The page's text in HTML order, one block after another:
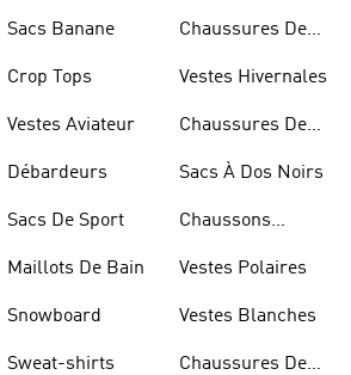
Sacs Banane
Crop Tops
Vestes Aviateur
Débardeurs
Sacs De Sport
Maillots De Bain
Snowboard
Sweat-shirts
Chaussures De
Vestes Hivernales
Chaussures De
Sacs À Dos Noirs
Chaussons
Vestes Polaires
Vestes Blanches
Chaussures De